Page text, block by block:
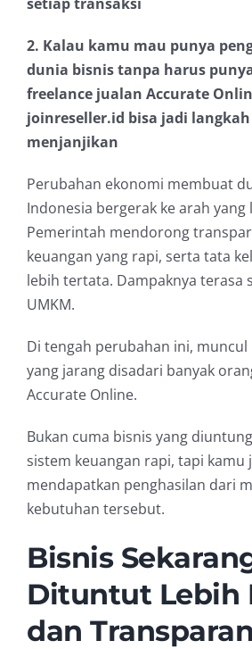
2. Kalau kamu mau punya
dunia bisnis tanpa harus
freelance jualan Accurate
joinreseller.id bisa jadi
menjanjikan
Perubahan ekonomi membuat
Indonesia bergerak ke arah
Pemerintah mendorong
keuangan yang rapi, serta tata
lebih tertata. Dampaknya terasa
UMKM.
Di tengah perubahan ini,
yang jarang disadari banyak
Accurate Online.
Bukan cuma bisnis yang
sistem keuangan rapi, tapi kamu
mendapatkan penghasilan dari
kebutuhan tersebut.
Bisnis
Dituntut Lebih
dan Transparan